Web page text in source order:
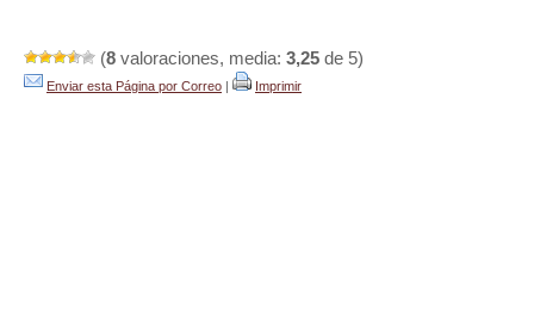
(8 valoraciones, media: 3,25 de 5)
Enviar esta Página por Correo | Imprimir